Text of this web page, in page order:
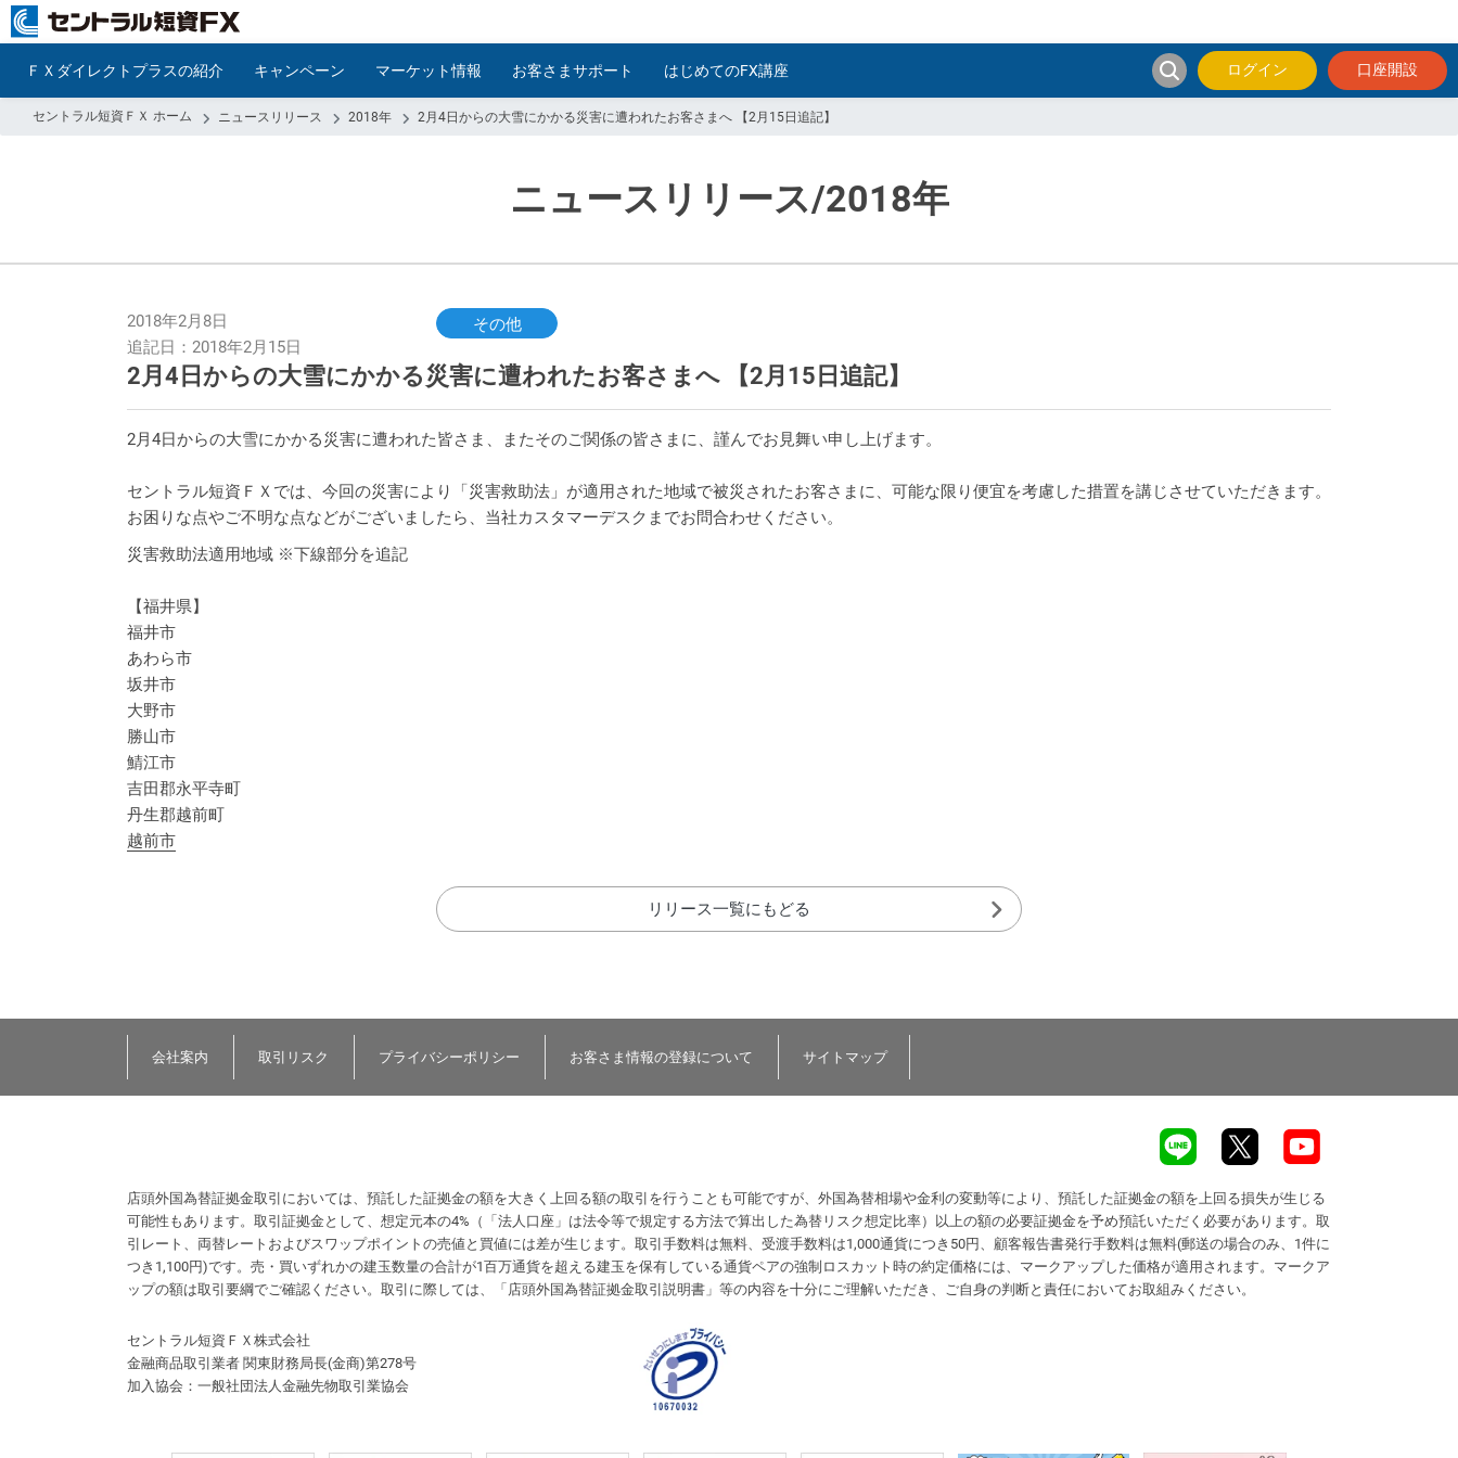
ＦＸダイレクトプラスの紹介 キャンペーン マーケット情報 お客さまサポート はじめてのFX講座 ログイン 口座開設
セントラル短資ＦＸ ホーム ニュースリリース 2018年 2月4日からの大雪にかかる災害に遭われたお客さまへ 【2月15日追記】
ニュースリリース/2018年
2018年2月8日
追記日：2018年2月15日
その他
2月4日からの大雪にかかる災害に遭われたお客さまへ 【2月15日追記】
2月4日からの大雪にかかる災害に遭われた皆さま、またそのご関係の皆さまに、謹んでお見舞い申し上げます。
セントラル短資ＦＸでは、今回の災害により「災害救助法」が適用された地域で被災されたお客さまに、可能な限り便宜を考慮した措置を講じさせていただきます。
お困りな点やご不明な点などがございましたら、当社カスタマーデスクまでお問合わせください。
災害救助法適用地域 ※下線部分を追記
【福井県】
福井市
あわら市
坂井市
大野市
勝山市
鯖江市
吉田郡永平寺町
丹生郡越前町
越前市
リリース一覧にもどる
会社案内 取引リスク プライバシーポリシー お客さま情報の登録について サイトマップ
店頭外国為替証拠金取引においては、預託した証拠金の額を大きく上回る額の取引を行うことも可能ですが、外国為替相場や金利の変動等により、預託した証拠金の額を上回る損失が生じる
可能性もあります。取引証拠金として、想定元本の4%（「法人口座」は法令等で規定する方法で算出した為替リスク想定比率）以上の額の必要証拠金を予め預託いただく必要があります。取
引レート、両替レートおよびスワップポイントの売値と買値には差が生じます。取引手数料は無料、受渡手数料は1,000通貨につき50円、顧客報告書発行手数料は無料(郵送の場合のみ、1件に
つき1,100円)です。売・買いずれかの建玉数量の合計が1百万通貨を超える建玉を保有している通貨ペアの強制ロスカット時の約定価格には、マークアップした価格が適用されます。マークア
ップの額は取引要綱でご確認ください。取引に際しては、「店頭外国為替証拠金取引説明書」等の内容を十分にご理解いただき、ご自身の判断と責任においてお取組みください。
セントラル短資ＦＸ株式会社
金融商品取引業者 関東財務局長(金商)第278号
加入協会：一般社団法人金融先物取引業協会